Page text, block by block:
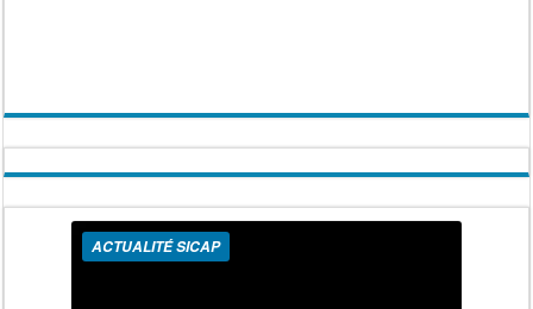
ACTUALITÉ SICAP